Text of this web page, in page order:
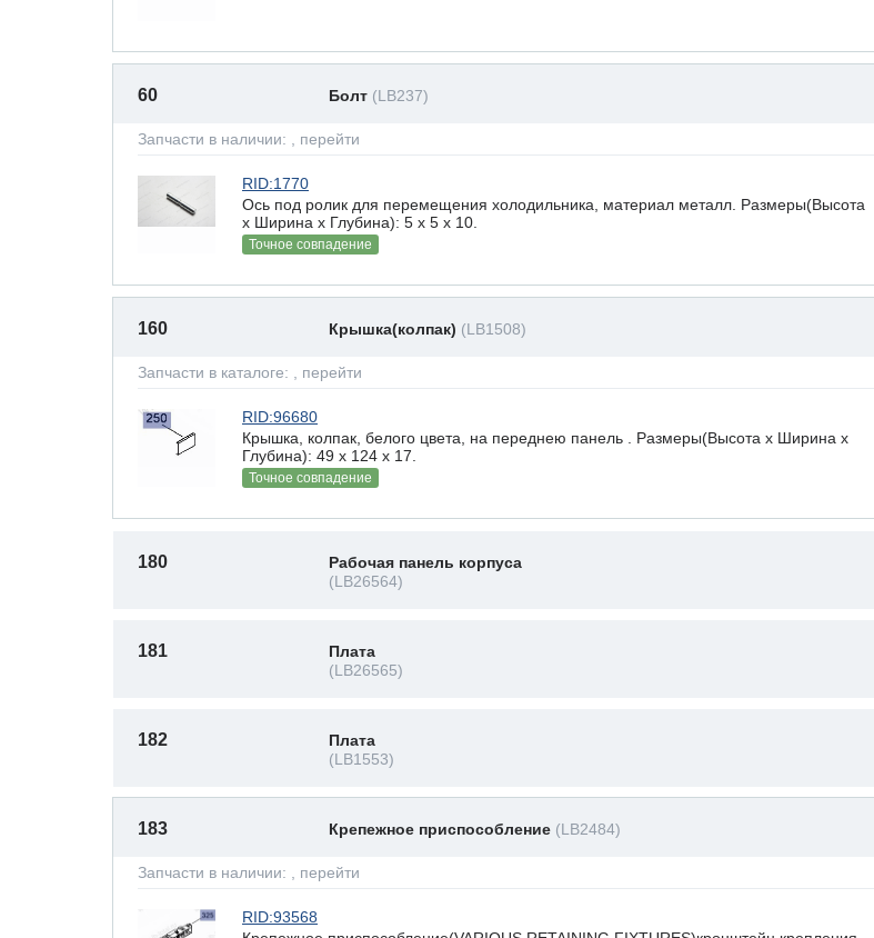
60 Болт (LB237)
Запчасти в наличии: , перейти
RID:1770
Ось под ролик для перемещения холодильника, материал металл. Размеры(Высота
х Ширина х Глубина): 5 x 5 х 10.
Точное совпадение
160 Крышка(колпак) (LB1508)
Запчасти в каталоге: , перейти
RID:96680
Крышка, колпак, белого цвета, на переднею панель . Размеры(Высота х Ширина х
Глубина): 49 x 124 х 17.
Точное совпадение
180
Рабочая панель корпуса
(LB26564)
181
Плата
(LB26565)
182
Плата
(LB1553)
183 Крепежное приспособление (LB2484)
Запчасти в наличии: , перейти
RID:93568